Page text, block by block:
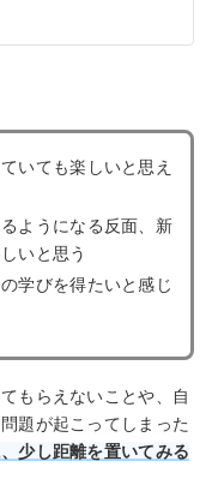
いても楽しいと思え
ようになる反面、新
いと思う
学びを得たいと感じ
もらえないことや、自
題が起こってしまった
少し距離を置いてみる